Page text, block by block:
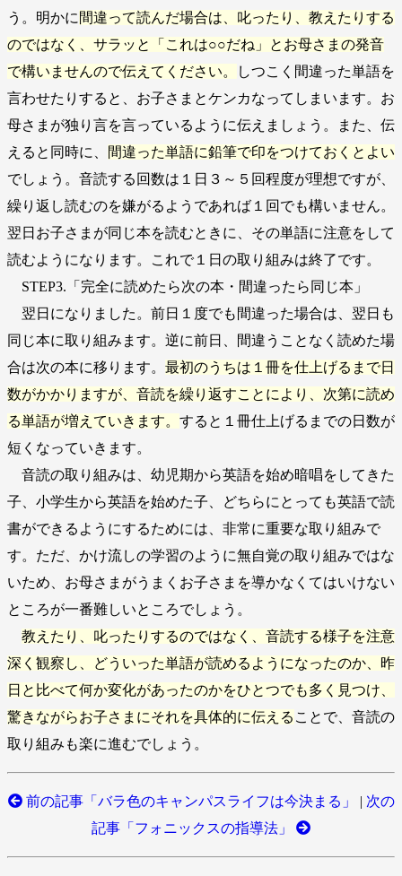
う。明かに間違って読んだ場合は、叱ったり、教えたりする
のではなく、サラッと「これは○○だね」とお母さまの発音
で構いませんので伝えてください。
しつこく間違った単語を
言わせたりすると、お子さまとケンカなってしまいます。お
母さまが独り言を言っているように伝えましょう。また、伝
えると同時に、
間違った単語に鉛筆で印をつけておくとよい
でしょう。音読する回数は１日３～５回程度が理想ですが、
繰り返し読むのを嫌がるようであれば１回でも構いません。
翌日お子さまが同じ本を読むときに、その単語に注意をして
読むようになります。これで１日の取り組みは終了です。
STEP3.「完全に読めたら次の本・間違ったら同じ本」
翌日になりました。前日１度でも間違った場合は、翌日も
同じ本に取り組みます。逆に前日、間違うことなく読めた場
合は次の本に移ります。 最初のうちは１冊を仕上げるまで日
数がかかりますが、音読を繰り返すことにより、次第に読め
る単語が増えていきます。 すると１冊仕上げるまでの日数が
短くなっていきます。
音読の取り組みは、幼児期から英語を始め暗唱をしてきた
子、小学生から英語を始めた子、どちらにとっても英語で読
書ができるようにするためには、非常に重要な取り組みで
す。ただ、かけ流しの学習のように無自覚の取り組みではな
いため、お母さまがうまくお子さまを導かなくてはいけない
ところが一番難しいところでしょう。
教えたり、叱ったりするのではなく、音読する様子を注意
深く観察し、どういった単語が読めるようになったのか、昨
日と比べて何か変化があったのかをひとつでも多く見つけ、
驚きながらお子さまにそれを具体的に伝える ことで、音読の
取り組みも楽に進むでしょう。
前の記事「バラ色のキャンパスライフは今決まる」 | 次の
記事「フォニックスの指導法」